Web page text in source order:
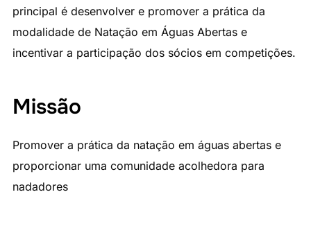
principal é desenvolver e promover a prática da
modalidade de Natação em Águas Abertas e
incentivar a participação dos sócios em competições.
Missão
Promover a prática da natação em águas abertas e
proporcionar uma comunidade acolhedora para
nadadores